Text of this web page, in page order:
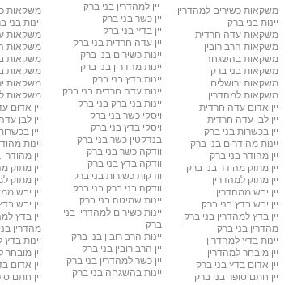
משקאות
יינות בני
משקאות
משקאות
משקאות
משקאות
משקאות
משקאות
יין אדום
יין לבן
יין
יינות
יין מהודר
יין מתוק
יין מתוק
יין יבש
יין יבש
יין בדץ
מהדרין
יינות בדץ
יין מובחר
יין אדום
יין חתם
יין למהדרין בני ברק
יין כשר בני ברק
יין בדץ בני ברק
יין עדה חרדית בני ברק
יינות כשירים בני ברק
יינות מהדרין בני ברק
יינות בדץ בני ברק
יינות עדה חרדית בני ברק
יינות בני ברק בני ברק
ויסקי כשר בני ברק
ויסקי בדץ בני ברק
בנדקטין כשר בני ברק
וודקה כשר בני ברק
וודקה בדץ בני ברק
וודקות כשירות בני ברק
וודקה בני ברק בני ברק
יינות שמיטה בני ברק
יינות כשירים למהדרין בני
ברק
יינות הרב רובין בני ברק
יין הרב רובין בני ברק
יין כשר למהדרין בני ברק
יינות בהשגחה בני ברק
משקאות כשירים למהדרין
יינות בני ברק
משקאות עדה חרדית
משקאות הרב רובין
משקאות בהשגחה
משקאות בני ברק
משקאות ירושלים
משקאות למהדרין
יין אדום עדה חרדית
יין לבן עדה חרדית
יין בכשרות בני ברק
יינות מהודרים בני ברק
יין מהודר בני ברק
יין מתוק מהודר בני ברק
יין מתוק למהדרין
יין יבש ממהדרין
יין יבש בדץ בני ברק
יין בדץ למהדרין בני ברק
מהדרין בני ברק
יינות בדץ למהדרין
יין מובחר למהדרין
יין אדום בדץ בני ברק
יין חתם סופר בני ברק